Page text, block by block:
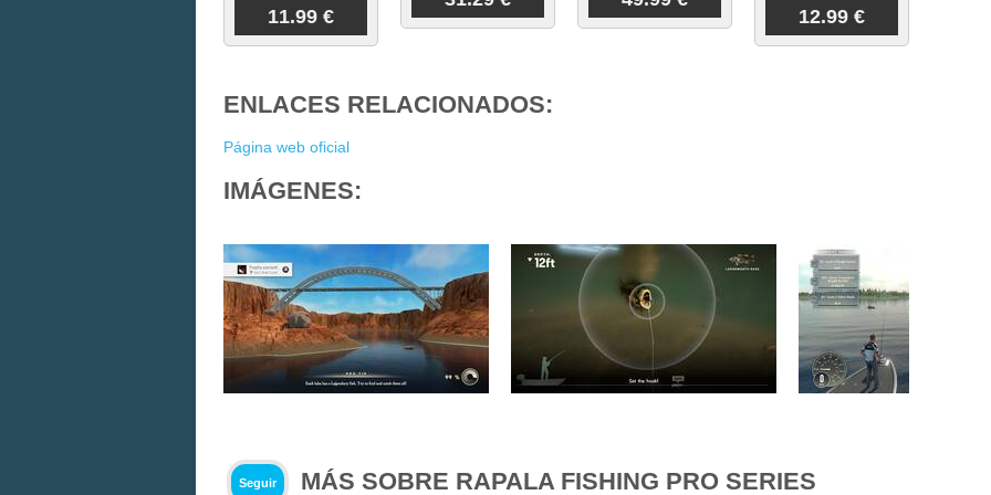
11.99 € 12.99 €
ENLACES RELACIONADOS:
Página web oficial
IMÁGENES:
Seguir MÁS SOBRE RAPALA FISHING PRO SERIES